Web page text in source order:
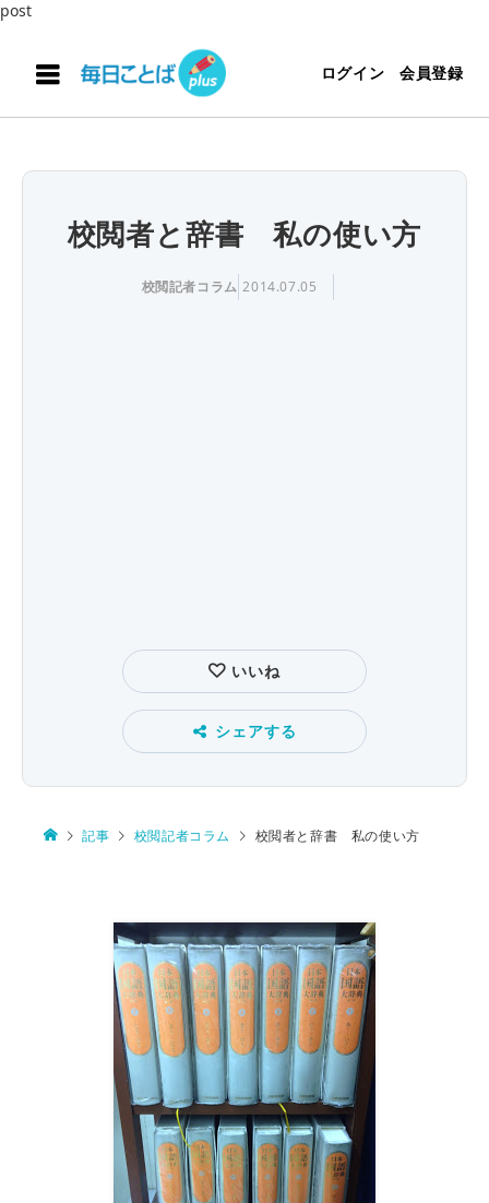
post
ログイン 会員登録
校閲者と辞書 私の使い方
校閲記者コラム 2014.07.05
いいね
シェアする
記事 校閲記者コラム 校閲者と辞書 私の使い方